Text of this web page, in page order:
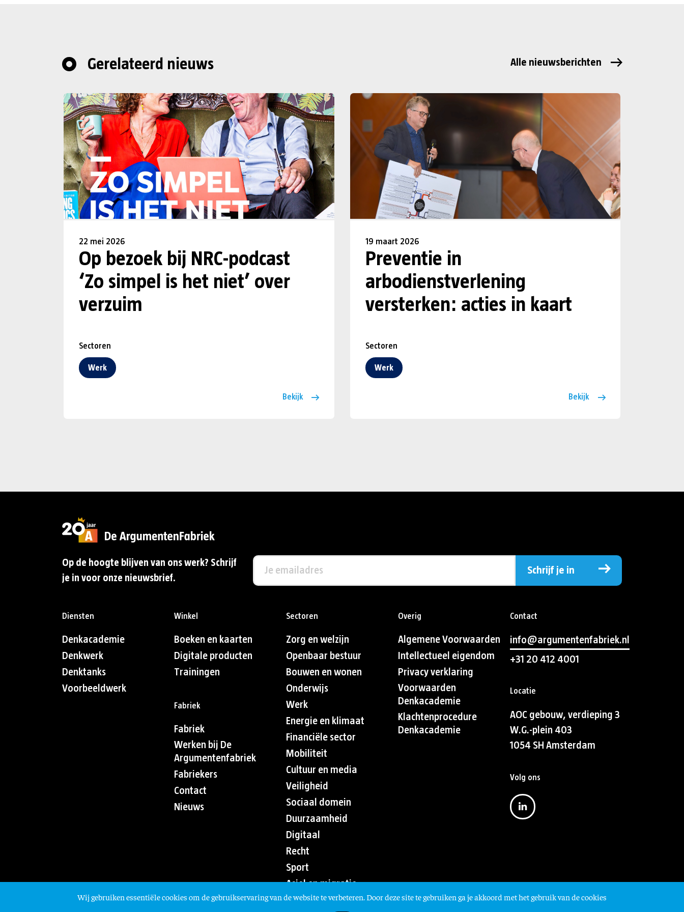
Gerelateerd nieuws Alle nieuwsberichten
22 mei 2026
Op bezoek bij NRC-podcast
‘Zo simpel is het niet’ over
verzuim
Sectoren
Werk
Bekijk
19 maart 2026
Preventie in
arbodienstverlening
versterken: acties in kaart
Sectoren
Werk
Bekijk
Op de hoogte blijven van ons werk? Schrijf
je in voor onze nieuwsbrief.
Schrijf je in
Diensten
Denkacademie
Denkwerk
Denktanks
Voorbeeldwerk
Winkel
Boeken en kaarten
Digitale producten
Trainingen
Fabriek
Fabriek
Werken bij De
Argumentenfabriek
Fabriekers
Contact
Nieuws
Sectoren
Zorg en welzijn
Openbaar bestuur
Bouwen en wonen
Onderwijs
Werk
Energie en klimaat
Financiële sector
Mobiliteit
Cultuur en media
Veiligheid
Sociaal domein
Duurzaamheid
Digitaal
Recht
Sport
Asiel en migratie
Overig
Algemene Voorwaarden
Intellectueel eigendom
Privacy verklaring
Voorwaarden
Denkacademie
Klachtenprocedure
Denkacademie
Contact
info@argumentenfabriek.nl
+31 20 412 4001
Locatie
AOC gebouw, verdieping 3
W.G.-plein 403
1054 SH Amsterdam
Volg ons
Wij gebruiken essentiële cookies om de gebruikservaring van de website te verbeteren. Door deze site te gebruiken ga je akkoord met het gebruik van de cookies